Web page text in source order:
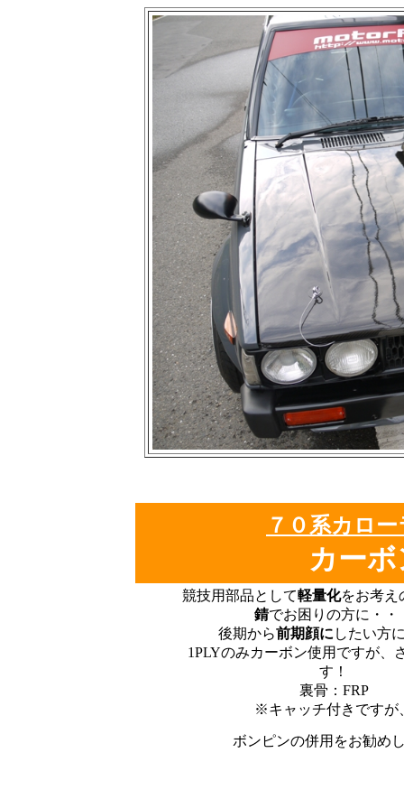
７０系カ
カー
競技用部品として軽量化をお考え
錆でお困りの方に・・
後期から前期顔に したい方
1PLYのみカーボン使用ですが、
す！
裏骨：FRP
※キャッチ付きですが
ボンピンの併用をお勧め